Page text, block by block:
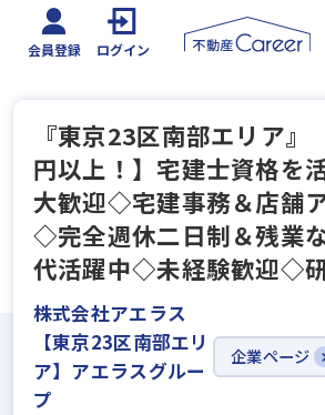
会員登録 ログイン
『東京23区南部エリア』
円以上！】宅建士資格を
大歓迎◇宅建事務＆店舗
◇完全週休二日制＆残業
代活躍中◇未経験歓迎◇
株式会社アエラス
【東京23区南部エリ
ア】アエラスグルー
プ
企業ページ